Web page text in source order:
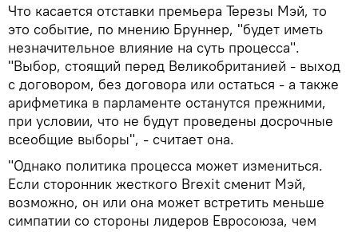
Что касается отставки премьера Терезы Мэй, то
это событие, по мнению Бруннер, "будет иметь
незначительное влияние на суть процесса".
"Выбор, стоящий перед Великобританией - выход
с договором, без договора или остаться - а также
арифметика в парламенте останутся прежними,
при условии, что не будут проведены досрочные
всеобщие выборы", - считает она.
"Однако политика процесса может измениться.
Если сторонник жесткого Brexit сменит Мэй,
возможно, он или она может встретить меньше
симпатии со стороны лидеров Евросоюза, чем